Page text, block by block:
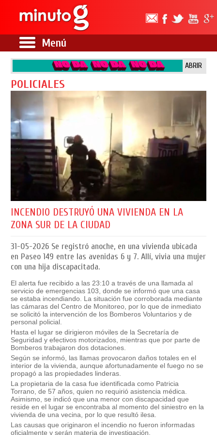
Menú
ABRIR
POLICIALES
INCENDIO DESTRUYÓ UNA VIVIENDA EN LA
ZONA SUR DE LA CIUDAD
31-05-2026 Se registró anoche, en una vivienda ubicada
en Paseo 149 entre las avenidas 6 y 7. Allí, vivia una mujer
con una hija discapacitada.
El alerta fue recibido a las 23:10 a través de una llamada al
servicio de emergencias 103, donde se informó que una casa
se estaba incendiando. La situación fue corroborada mediante
las cámaras del Centro de Monitoreo, por lo que de inmediato
se solicitó la intervención de los Bomberos Voluntarios y de
personal policial.
Hasta el lugar se dirigieron móviles de la Secretaría de
Seguridad y efectivos motorizados, mientras que por parte de
Bomberos trabajaron dos dotaciones.
Según se informó, las llamas provocaron daños totales en el
interior de la vivienda, aunque afortunadamente el fuego no se
propagó a las propiedades linderas.
La propietaria de la casa fue identificada como Patricia
Torrano, de 57 años, quien no requirió asistencia médica.
Asimismo, se indicó que una menor con discapacidad que
reside en el lugar se encontraba al momento del siniestro en la
vivienda de una vecina, por lo que resultó ilesa.
Las causas que originaron el incendio no fueron informadas
oficialmente y serán materia de investigación.